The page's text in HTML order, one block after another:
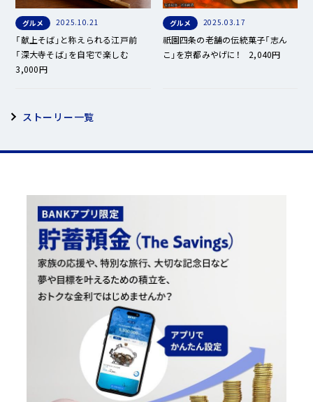
グルメ 2025.10.21
「献上そば」と称えられる江戸前
「深大寺そば」を自宅で楽しむ
3,000円
グルメ 2025.03.17
祇園四条の老舗の伝統菓子「志ん
こ」を京都みやげに！ 2,040円
ストーリー一覧